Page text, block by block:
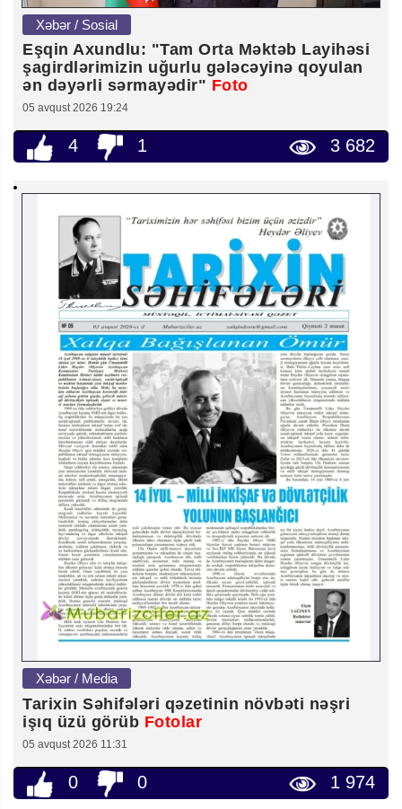
Xəbər / Sosial
Eşqin Axundlu: "Tam Orta Məktəb Layihəsi
şagirdlərimizin uğurlu gələcəyinə qoyulan
ən dəyərli sərmayədir" Foto
05 avqust 2026 19:24
4 1 3 682
Xəbər / Media
Tarixin Səhifələri qəzetinin növbəti nəşri
işıq üzü görüb Fotolar
05 avqust 2026 11:31
0 0 1 974